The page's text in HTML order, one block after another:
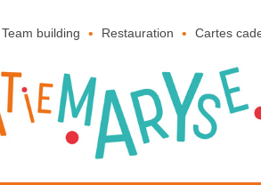
Team building Restauration Cartes